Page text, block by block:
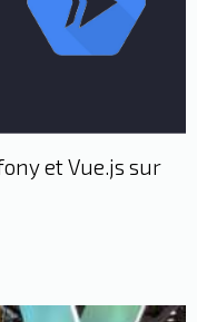
et Vue.js sur